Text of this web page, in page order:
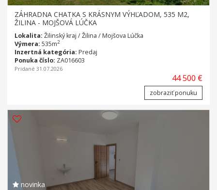
ZÁHRADNA CHATKA S KRÁSNYM VÝHĽADOM, 535 M2,
ŽILINA - MOJŠOVÁ LÚČKA
Lokalita: Žilinský kraj / Žilina / Mojšova Lúčka
Výmera: 535m2
Inzertná kategória: Predaj
Ponuka číslo: ZA016603
Pridané 31.07.2026
44 500 €
zobraziť ponuku
novinka